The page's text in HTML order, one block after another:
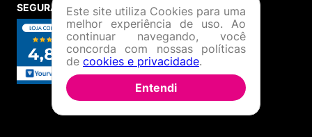
SEGURANÇA E CREDIBILIDADE
Este site utiliza Cookies para uma
melhor experiência de uso. Ao
continuar navegando, você
concorda com nossas políticas
de cookies e privacidade.
Entendi